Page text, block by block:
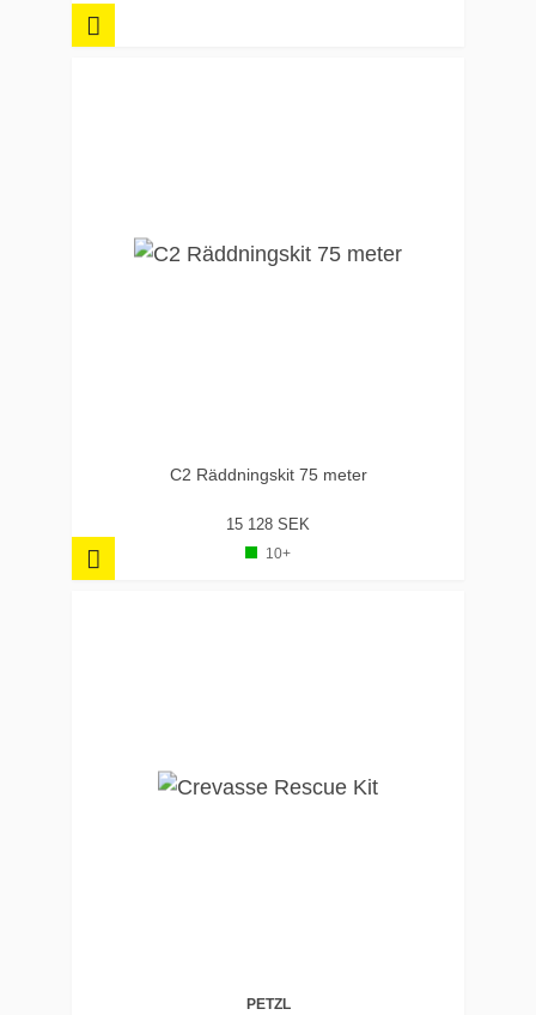
C2 Räddningskit 75 meter
15 128 SEK
10+
PETZL